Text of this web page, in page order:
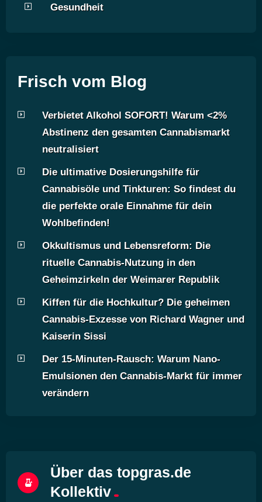
Gesundheit
Frisch vom Blog
Verbietet Alkohol SOFORT! Warum <2%
Abstinenz den gesamten Cannabismarkt
neutralisiert
Die ultimative Dosierungshilfe für
Cannabisöle und Tinkturen: So findest du
die perfekte orale Einnahme für dein
Wohlbefinden!
Okkultismus und Lebensreform: Die
rituelle Cannabis-Nutzung in den
Geheimzirkeln der Weimarer Republik
Kiffen für die Hochkultur? Die geheimen
Cannabis-Exzesse von Richard Wagner und
Kaiserin Sissi
Der 15-Minuten-Rausch: Warum Nano-
Emulsionen den Cannabis-Markt für immer
verändern
Über das topgras.de
Kollektiv